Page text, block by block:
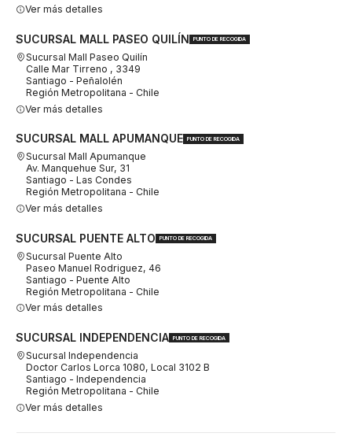
Ver más detalles
SUCURSAL MALL PASEO QUILÍN PUNTO DE RECOGIDA
Sucursal Mall Paseo Quilín
Calle Mar Tirreno , 3349
Santiago - Peñalolén
Región Metropolitana - Chile
Ver más detalles
SUCURSAL MALL APUMANQUE PUNTO DE RECOGIDA
Sucursal Mall Apumanque
Av. Manquehue Sur, 31
Santiago - Las Condes
Región Metropolitana - Chile
Ver más detalles
SUCURSAL PUENTE ALTO PUNTO DE RECOGIDA
Sucursal Puente Alto
Paseo Manuel Rodriguez, 46
Santiago - Puente Alto
Región Metropolitana - Chile
Ver más detalles
SUCURSAL INDEPENDENCIA PUNTO DE RECOGIDA
Sucursal Independencia
Doctor Carlos Lorca 1080, Local 3102 B
Santiago - Independencia
Región Metropolitana - Chile
Ver más detalles